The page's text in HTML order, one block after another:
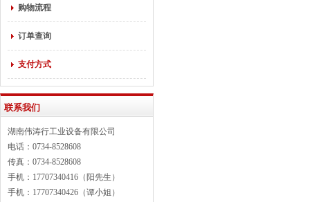
购物流程
订单查询
支付方式
联系我们
湖南伟涛行工业设备有限公司
电话：0734-8528608
传真：0734-8528608
手机：17707340416（阳先生）
手机：17707340426（谭小姐）